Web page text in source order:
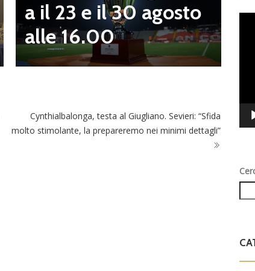
a il 23 e il 30 agosto
alle 16.00
Cynthialbalonga, testa al Giugliano. Sevieri: “Sfida
molto stimolante, la prepareremo nei minimi dettagli”